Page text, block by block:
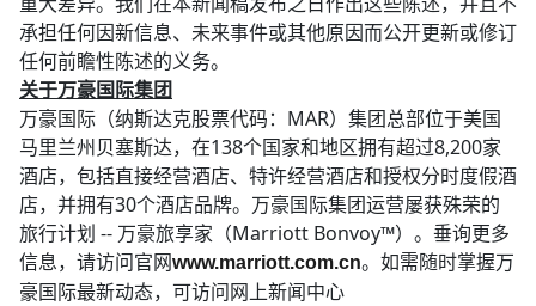
承担任何因新信息、未来事件或其他原因而公开更新或修订
任何前瞻性陈述的义务。​
关于万豪国际集团​
万豪国际（纳斯达克股票代码：MAR）集团总部位于美国
马里兰州贝塞斯达，在138个国家和地区拥有超过8,200家
酒店，包括直接经营酒店、特许经营酒店和授权分时度假酒
店，并拥有30个酒店品牌。万豪国际集团运营屡获殊荣的
旅行计划 -- 万豪旅享家（Marriott Bonvoy™）。垂询更多
信息，请访问官网www.marriott.com.cn。如需随时掌握万
豪国际最新动态，可访问网上新闻中心